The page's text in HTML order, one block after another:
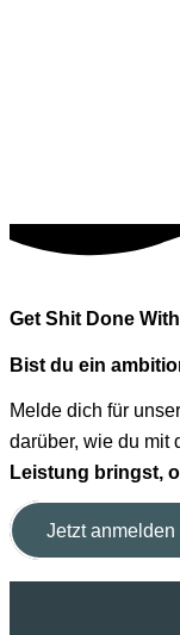
Get Shit Done
Bist du ein
Melde dich für
darüber, wie du mit
Leistung bringst,
Jetzt anmelden